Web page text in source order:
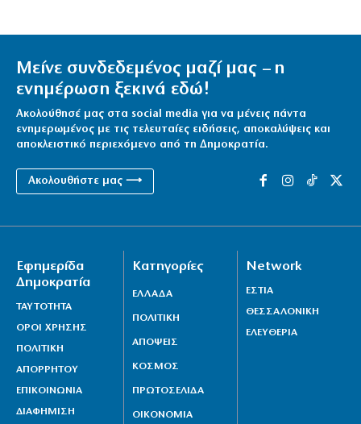
Μείνε συνδεδεμένος μαζί μας – η
ενημέρωση ξεκινά εδώ!
Ακολούθησέ μας στα social media για να μένεις πάντα
ενημερωμένος με τις τελευταίες ειδήσεις, αποκαλύψεις και
αποκλειστικό περιεχόμενο από τη Δημοκρατία.
Ακολουθήστε μας ⟶
Εφημερίδα
Δημοκρατία
ΤΑΥΤΟΤΗΤΑ
ΟΡΟΙ ΧΡΗΣΗΣ
ΠΟΛΙΤΙΚΗ
ΑΠΟΡΡΗΤΟΥ
ΕΠΙΚΟΙΝΩΝΙΑ
ΔΙΑΦΗΜΙΣΗ
Κατηγορίες
ΕΛΛΑΔΑ
ΠΟΛΙΤΙΚΗ
ΑΠΟΨΕΙΣ
ΚΟΣΜΟΣ
ΠΡΩΤΟΣΕΛΙΔΑ
ΟΙΚΟΝΟΜΙΑ
Network
ΕΣΤΙΑ
ΘΕΣΣΑΛΟΝΙΚΗ
ΕΛΕΥΘΕΡΙΑ